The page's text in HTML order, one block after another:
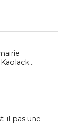
il pas une